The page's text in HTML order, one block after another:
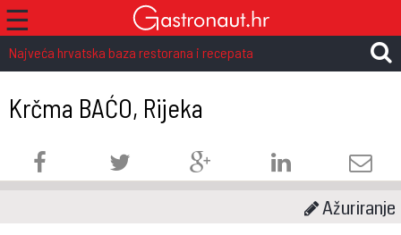
☰
Najveća hrvatska baza restorana i recepata
Krčma BAĆO, Rijeka
Ažuriranje